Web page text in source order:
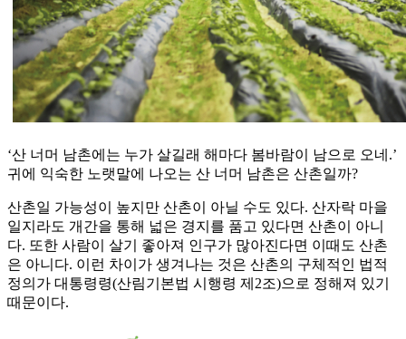
‘산 너머 남촌에는 누가 살길래 해마다 봄바람이 남으로 오네.’
귀에 익숙한 노랫말에 나오는 산 너머 남촌은 산촌일까?
산촌일 가능성이 높지만 산촌이 아닐 수도 있다. 산자락 마을
일지라도 개간을 통해 넓은 경지를 품고 있다면 산촌이 아니
다. 또한 사람이 살기 좋아져 인구가 많아진다면 이때도 산촌
은 아니다. 이런 차이가 생겨나는 것은 산촌의 구체적인 법적
정의가 대통령령(산림기본법 시행령 제2조)으로 정해져 있기
때문이다.